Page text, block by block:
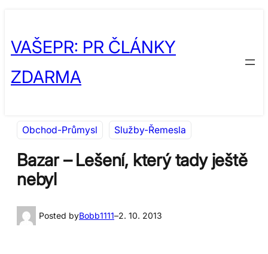
obsah
content
VAŠEPR: PR ČLÁNKY
ZDARMA
Obchod-Průmysl Služby-Řemesla
Bazar – Lešení, který tady ještě
nebyl
Posted byBobb1111–2. 10. 2013